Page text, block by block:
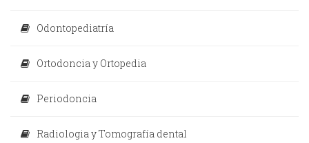
Odontopediatría
Ortodoncia y Ortopedia
Periodoncia
Radiologia y Tomografía dental